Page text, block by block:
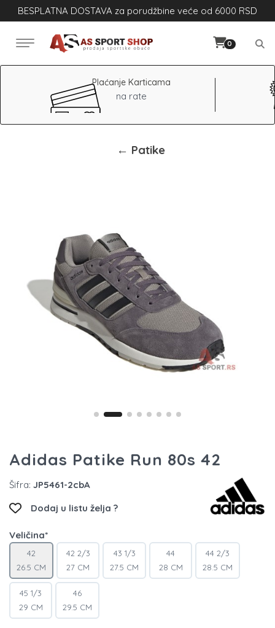
BESPLATNA DOSTAVA za porudžbine veće od 6000 RSD
0
Plaćanje Karticama
na rate
← Patike
Adidas Patike Run 80s 42
Šifra: JP5461-2cbA
Dodaj u listu želja ?
Veličina*
42
26.5 CM
42 2/3
27 CM
43 1/3
27.5 CM
44
28 CM
44 2/3
28.5 CM
45 1/3
29 CM
46
29.5 CM